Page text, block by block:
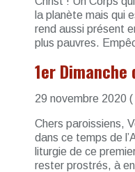
la planète mais qui
rend aussi présent
plus pauvres.
1er Dimanche
29 novembre 2020 (
Chers paroissiens,
dans ce temps de
liturgie de ce
rester prostrés, à